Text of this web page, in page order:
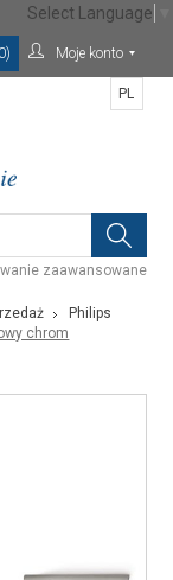
Moje konto
zaawansowane
PL
Philips
chrom
Select Language